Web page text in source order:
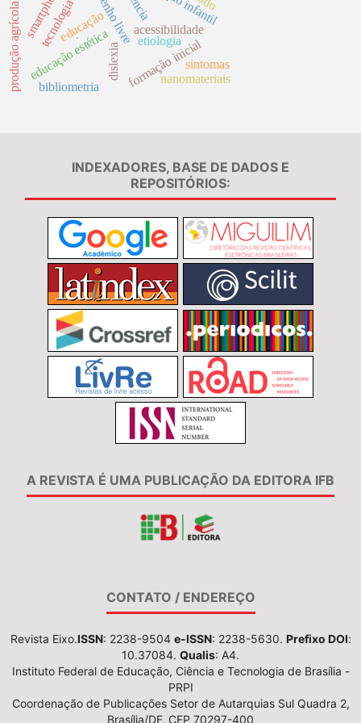
educação estética acessibilidade
dislexia
. formação inicial
nanomateriais
produção agrícola bibliometria
etiologia
educação
sintomas
INDEXADORES, BASE DE DADOS E
REPOSITÓRIOS:
A REVISTA É UMA PUBLICAÇÃO DA EDITORA IFB
CONTATO / ENDEREÇO
Revista Eixo.ISSN: 2238-9504 e-ISSN: 2238-5630. Prefixo DOI:
10.37084. Qualis: A4.
Instituto Federal de Educação, Ciência e Tecnologia de Brasília -
PRPI
Coordenação de Publicações Setor de Autarquias Sul Quadra 2,
Brasília/DF, CEP 70297-400